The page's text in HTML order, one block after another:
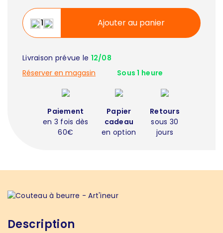
Ajouter au panier
Livraison prévue le 12/08
Réserver en magasin
Sous 1 heure
Paiement
en 3 fois dès
60€
Papier
cadeau
en option
Retours
sous 30
jours
Description